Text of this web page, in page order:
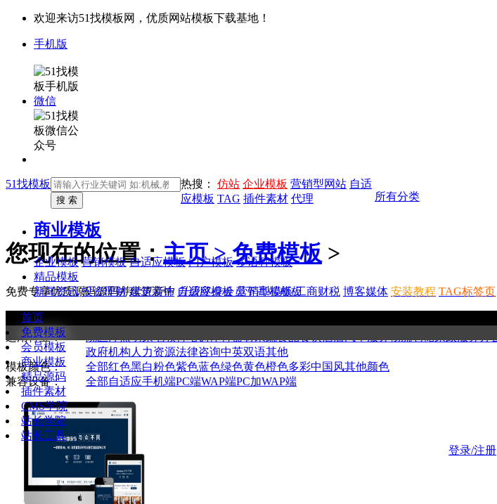
欢迎来访51找模板网，优质网站模板下载基地！
手机版
微信
51找模板 热搜： 仿站 企业模板 营销型网站 自适
应模板 TAG 插件素材 代理 所有分类
商业模板
企业模板 营销模板 自适应模板 门户模板 多语种模板
精品模板
新闻资讯 投资理财 建筑装饰 自适应模板 营销型模板 工商财税 博客媒体 安装教程 TAG标签页
首页
免费模板
会员模板
商业模板
精品源码
插件素材
CMS学院
站长学院
站长工具
登录/注册
您现在的位置：主页 > 免费模板 >
免费专享优质源码源码持续更新中 升级终身会员下高端模板
适用行业：
政府机构 人力资源法律咨询中英双语其他
模板颜色：
全部红色黑白粉色紫色蓝色绿色黄色橙色多彩中国风其他颜色
兼容设备：
全部自适应手机端PC端WAP端PC加WAP端